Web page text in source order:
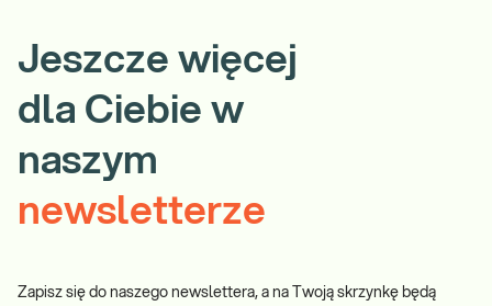
Jeszcze więcej
dla Ciebie w
naszym
newsletterze
Zapisz się do naszego newslettera, a na Twoją skrzynkę będą